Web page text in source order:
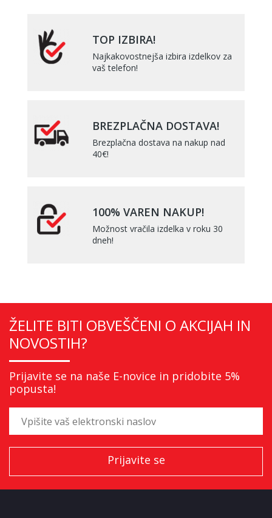
TOP IZBIRA!
Najkakovostnejša izbira izdelkov za
vaš telefon!
BREZPLAČNA DOSTAVA!
Brezplačna dostava na nakup nad
40€!
100% VAREN NAKUP!
Možnost vračila izdelka v roku 30
dneh!
ŽELITE BITI OBVEŠČENI O AKCIJAH IN
NOVOSTIH?
Prijavite se na naše E-novice in pridobite 5%
popusta!